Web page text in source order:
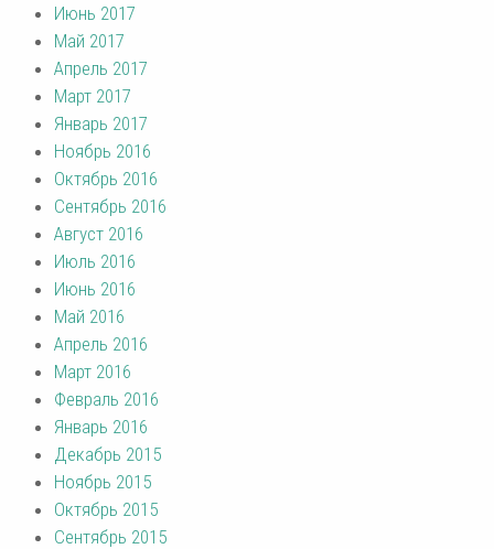
Июнь 2017
Май 2017
Апрель 2017
Март 2017
Январь 2017
Ноябрь 2016
Октябрь 2016
Сентябрь 2016
Август 2016
Июль 2016
Июнь 2016
Май 2016
Апрель 2016
Март 2016
Февраль 2016
Январь 2016
Декабрь 2015
Ноябрь 2015
Октябрь 2015
Сентябрь 2015